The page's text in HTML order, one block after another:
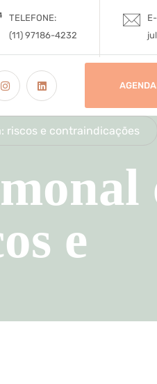
TELEFONE:
(11) 97186-4232
riscos e contraindicações
e